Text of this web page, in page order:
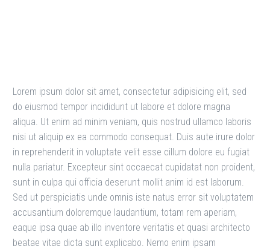
Lorem ipsum dolor sit amet, consectetur adipisicing elit, sed
do eiusmod tempor incididunt ut labore et dolore magna
aliqua. Ut enim ad minim veniam, quis nostrud ullamco laboris
nisi ut aliquip ex ea commodo consequat. Duis aute irure dolor
in reprehenderit in voluptate velit esse cillum dolore eu fugiat
nulla pariatur. Excepteur sint occaecat cupidatat non proident,
sunt in culpa qui officia deserunt mollit anim id est laborum.
Sed ut perspiciatis unde omnis iste natus error sit voluptatem
accusantium doloremque laudantium, totam rem aperiam,
eaque ipsa quae ab illo inventore veritatis et quasi architecto
beatae vitae dicta sunt explicabo. Nemo enim ipsam